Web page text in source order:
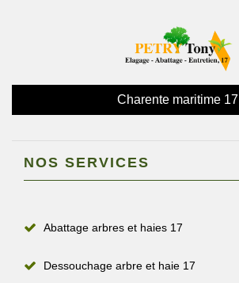
Charente maritime 17
NOS SERVICES
Abattage arbres et haies 17
Dessouchage arbre et haie 17